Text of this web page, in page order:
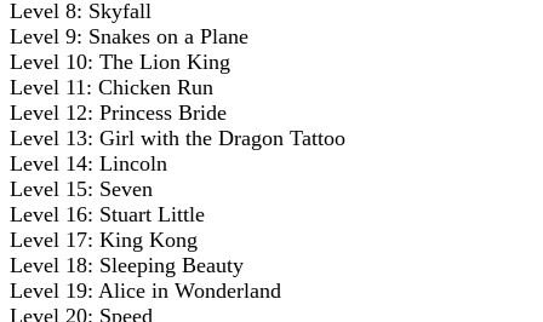
Level 8: Skyfall
Level 9: Snakes on a Plane
Level 10: The Lion King
Level 11: Chicken Run
Level 12: Princess Bride
Level 13: Girl with the Dragon Tattoo
Level 14: Lincoln
Level 15: Seven
Level 16: Stuart Little
Level 17: King Kong
Level 18: Sleeping Beauty
Level 19: Alice in Wonderland
Level 20: Speed